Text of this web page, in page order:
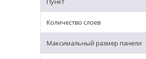
Количество слоев
Максимальный размер панели